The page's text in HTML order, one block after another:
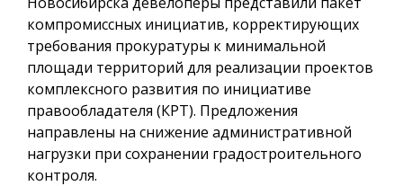
компромиссных инициатив, корректирующих
требования прокуратуры к минимальной
площади территорий для реализации проектов
комплексного развития по инициативе
правообладателя (КРТ). Предложения
направлены на снижение административной
нагрузки при сохранении градостроительного
контроля.